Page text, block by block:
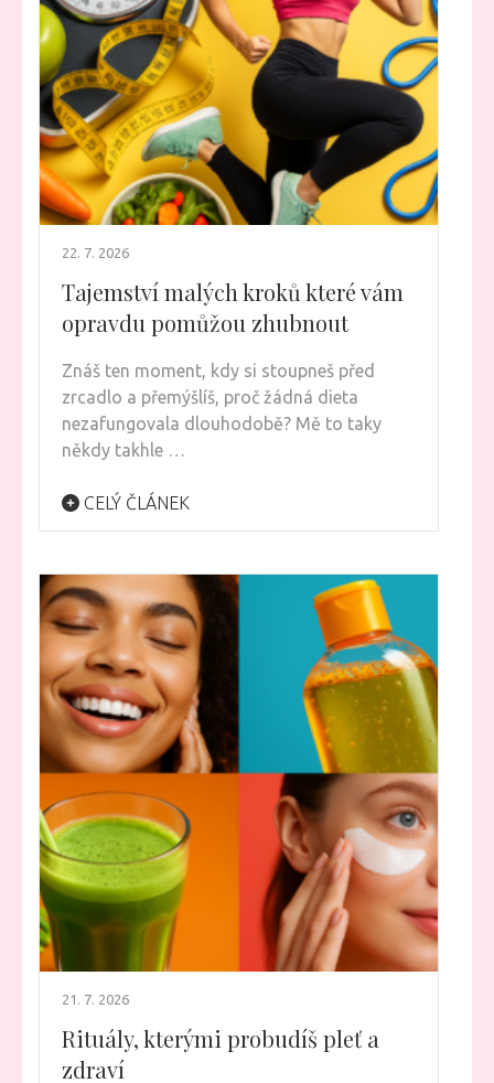
22. 7. 2026
Tajemství malých kroků které vám
opravdu pomůžou zhubnout
Znáš ten moment, kdy si stoupneš před
zrcadlo a přemýšlíš, proč žádná dieta
nezafungovala dlouhodobě? Mě to taky
někdy takhle …
CELÝ ČLÁNEK
21. 7. 2026
Rituály, kterými probudíš pleť a
zdraví